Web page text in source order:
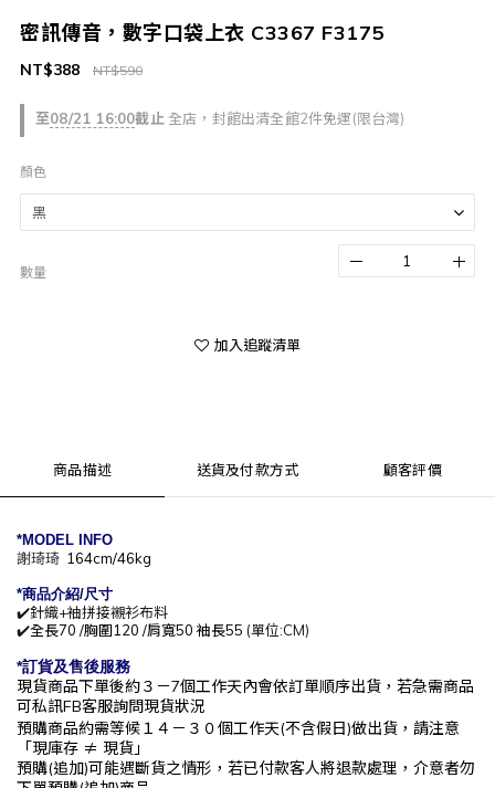
密訊傳音，數字口袋上衣 C3367 F3175
至08/21 16:00截止 全店，封館出清全館2件免運(限台灣)
NT$590
NT$388
顏色
數量
加入追蹤清單
商品描述 送貨及付款方式 顧客評價
*MODEL INFO
謝琦琦 164cm/46kg
*商品介紹/尺寸
✔️針織+袖拼接襯衫布料
✔️全長70 /胸圍120 /肩寬50 袖長55 (單位:CM)
*訂貨及售後服務
現貨商品下單後約３－7個工作天內會依訂單順序出貨， 若急需商品
可私訊FB客服詢問現貨狀況
預購商品約需等候１４－３０個工作天(不含假日)做出貨，請注意
「現庫存 ≠ 現貨」
預購(追加)可能遇斷貨之情形，若已付款客人將退款處理，介意者勿